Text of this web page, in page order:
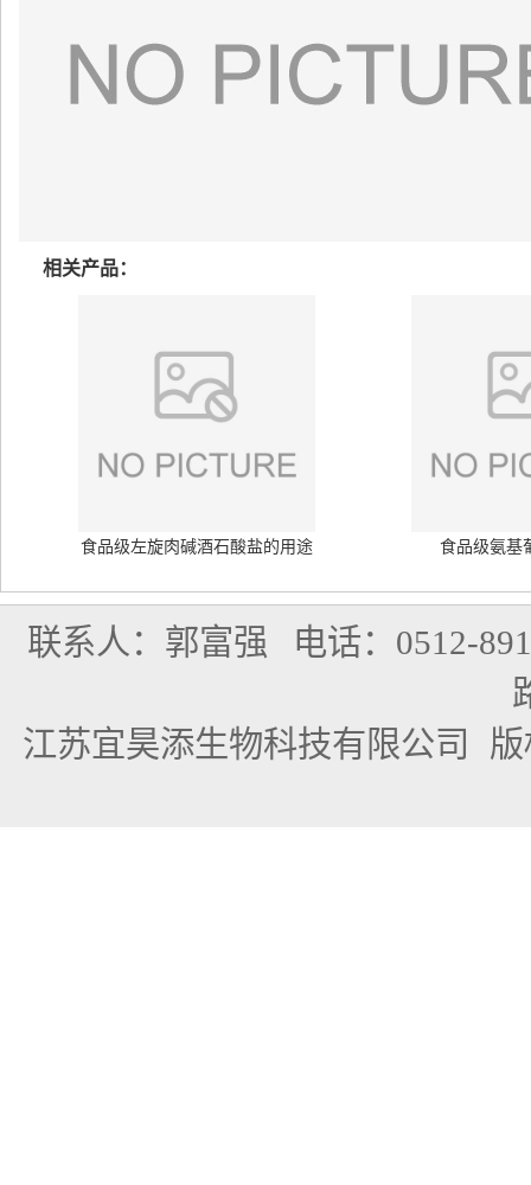
相关产品：
食品级左旋肉碱酒石酸盐的用途 食品级氨基
联系人：郭富强 电话：0512-
江苏宜昊添生物科技有限公司